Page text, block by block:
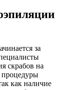
за
скрабов на
процедуры
как наличие